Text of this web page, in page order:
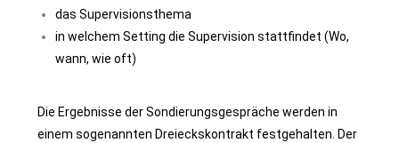
das Supervisionsthema
in welchem Setting die Supervision stattfindet (Wo,
wann, wie oft)
Die Ergebnisse der Sondierungsgespräche werden in
einem sogenannten Dreieckskontrakt festgehalten. Der